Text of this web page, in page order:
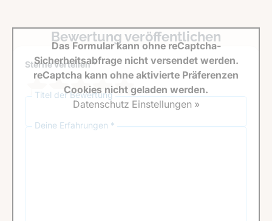
Bewertung veröffentlichen
Sterne verteilen *
Titel der Bewertung
Deine Erfahrungen *
Das Formular kann ohne reCaptcha-
Sicherheitsabfrage nicht versendet werden.
reCaptcha kann ohne aktivierte Präferenzen
Cookies nicht geladen werden.
Datenschutz Einstellungen »